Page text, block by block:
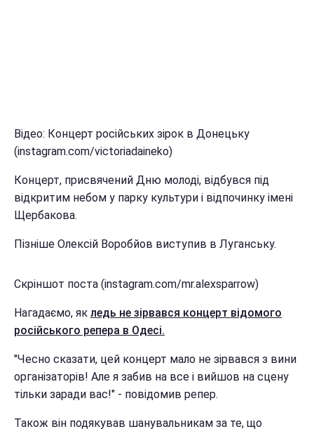
Відео: Концерт російських зірок в Донецьку
(instagram.com/victoriadaineko)
Концерт, присвячений Дню молоді, відбувся під
відкритим небом у парку культури і відпочинку імені
Щербакова.
Пізніше Олексій Воробйов виступив в Луганську.
Скріншот поста (instagram.com/mr.alexsparrow)
Нагадаємо, як ледь не зірвався концерт відомого
російського репера в Одесі.
"Чесно сказати, цей концерт мало не зірвався з вини
організаторів! Але я забив на все і вийшов на сцену
тільки заради вас!" - повідомив репер.
Також він подякував шанувальникам за те, що